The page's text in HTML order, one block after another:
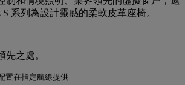
S 系列為設計靈感的柔軟皮革座椅。
先之處。
置在指定航線提供